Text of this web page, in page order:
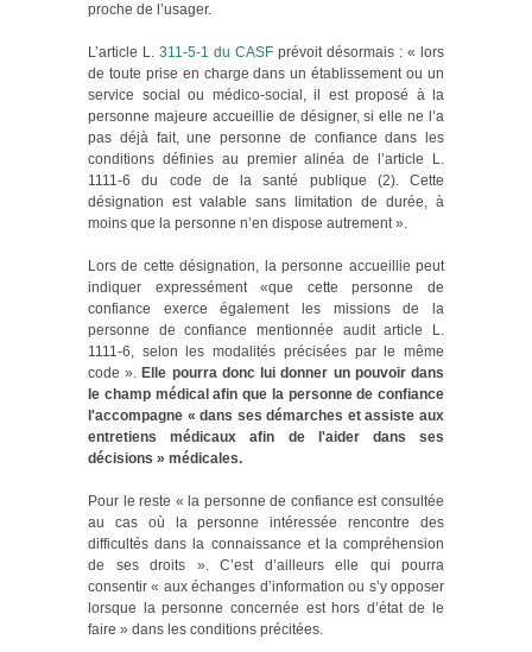
proche de l’usager.
L’article L. 311-5-1 du CASF prévoit désormais : « lors
de toute prise en charge dans un établissement ou un
service social ou médico-social, il est proposé à la
personne majeure accueillie de désigner, si elle ne l’a
pas déjà fait, une personne de confiance dans les
conditions définies au premier alinéa de l’article L.
1111-6 du code de la santé publique (2). Cette
désignation est valable sans limitation de durée, à
moins que la personne n’en dispose autrement ».
Lors de cette désignation, la personne accueillie peut
indiquer expressément «que cette personne de
confiance exerce également les missions de la
personne de confiance mentionnée audit article L.
1111-6, selon les modalités précisées par le même
code ». Elle pourra donc lui donner un pouvoir dans
le champ médical afin que la personne de confiance
l'accompagne « dans ses démarches et assiste aux
entretiens médicaux afin de l'aider dans ses
décisions » médicales.
Pour le reste « la personne de confiance est consultée
au cas où la personne intéressée rencontre des
difficultés dans la connaissance et la compréhension
de ses droits ». C’est d’ailleurs elle qui pourra
consentir « aux échanges d’information ou s’y opposer
lorsque la personne concernée est hors d’état de le
faire » dans les conditions précitées.